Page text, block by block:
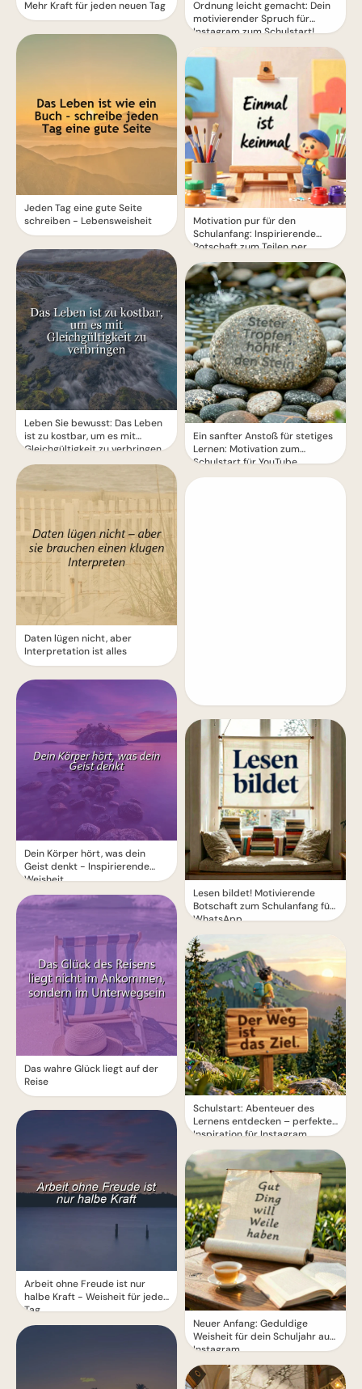
Mehr Kraft für jeden neuen Tag
Jeden Tag eine gute Seite
schreiben - Lebensweisheit
Leben Sie bewusst: Das Leben
ist zu kostbar, um es mit
Gleichgültigkeit zu verbringen
Daten lügen nicht, aber
Interpretation ist alles
Dein Körper hört, was dein
Geist denkt - Inspirierende
Weisheit
Das wahre Glück liegt auf der
Reise
Arbeit ohne Freude ist nur
halbe Kraft - Weisheit für jeden
Tag
Ordnung leicht gemacht: Dein
motivierender Spruch für
Instagram zum Schulstart!
Motivation pur für den
Schulanfang: Inspirierende
Botschaft zum Teilen per
WhatsApp!
Ein sanfter Anstoß für stetiges
Lernen: Motivation zum
Schulstart für YouTube.
Lesen bildet! Motivierende
Botschaft zum Schulanfang für
WhatsApp
Schulstart: Abenteuer des
Lernens entdecken – perfekte
Inspiration für Instagram
Neuer Anfang: Geduldige
Weisheit für dein Schuljahr auf
Instagram.